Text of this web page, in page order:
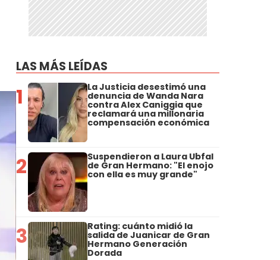
LAS MÁS LEÍDAS
1 La Justicia desestimó una
denuncia de Wanda Nara
contra Alex Caniggia que
reclamará una millonaria
compensación económica
2 Suspendieron a Laura Ubfal
de Gran Hermano: "El enojo
con ella es muy grande"
3 Rating: cuánto midió la
salida de Juanicar de Gran
Hermano Generación
Dorada